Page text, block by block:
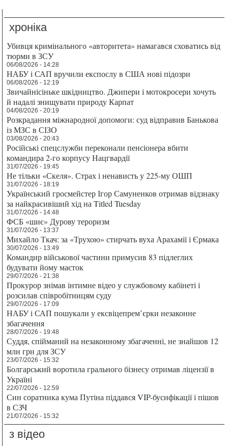
хроніка
Убивця кримінального «авторитета» намагався сховатись від
тюрми в ЗСУ
06/08/2026 - 14:28
НАБУ і САП вручили експослу в США нові підозри
06/08/2026 - 12:19
Звичайнісіньке шкідництво. Джипери і мотокросери хочуть
й надалі знищувати природу Карпат
04/08/2026 - 20:19
Розкрадання міжнародної допомоги: суд відправив Банькова
із МЗС в СІЗО
03/08/2026 - 20:43
Російські спецслужби переконали пенсіонера вбити
командира 2-го корпусу Нацгвардії
31/07/2026 - 19:45
Не тільки «Скеля». Страх і ненависть у 225-му ОШП
31/07/2026 - 18:19
Український гросмейстер Ігор Самуненков отримав відзнаку
за найкрасивіший хід на Titled Tuesday
31/07/2026 - 14:48
ФСБ «шиє» Дурову тероризм
31/07/2026 - 13:37
Михайло Ткач: за «Трухою» стирчать вуха Арахамії і Єрмака
30/07/2026 - 13:49
Командир військової частини примусив 83 підлеглих
будувати йому маєток
29/07/2026 - 21:38
Прокурор знімав інтимне відео у службовому кабінеті і
розсилав співробітницям суду
29/07/2026 - 17:09
НАБУ і САП пошукали у ексвіцепрем’єрки незаконне
збагачення
28/07/2026 - 19:48
Суддя, спійманий на незаконному збагаченні, не знайшов 12
млн грн для ЗСУ
23/07/2026 - 15:32
Болгарський воротила грального бізнесу отримав ліцензії в
Україні
22/07/2026 - 12:59
Син соратника кума Путіна піддався VIP-бусифікації і пішов
в СЗЧ
21/07/2026 - 15:32
з відео